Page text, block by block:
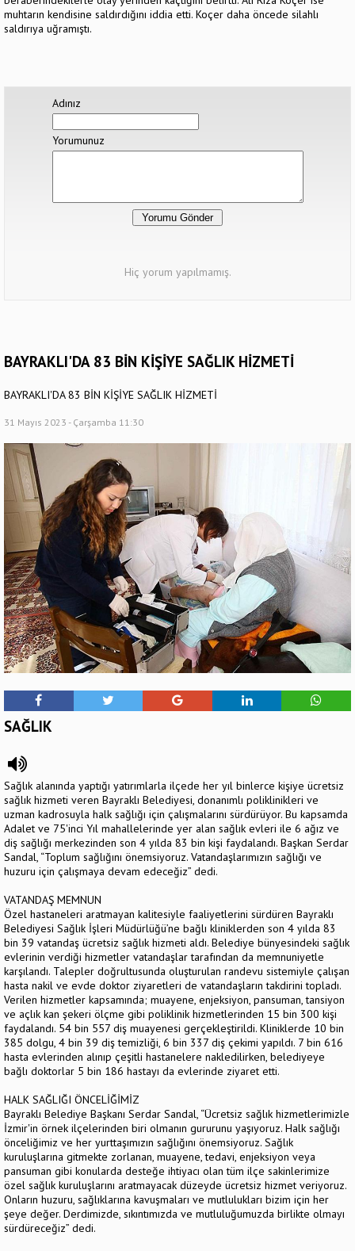
muhtarın kendisine saldırdığını iddia etti. Koçer daha öncede silahlı
saldırıya uğramıştı.
Adınız
Yorumunuz
Hiç yorum yapılmamış.
BAYRAKLI'DA 83 BİN KİŞİYE SAĞLIK HİZMETİ
BAYRAKLI'DA 83 BİN KİŞİYE SAĞLIK HİZMETİ
31 Mayıs 2023 - Çarşamba 11:30
SAĞLIK
Sağlık alanında yaptığı yatırımlarla ilçede her yıl binlerce kişiye ücretsiz
sağlık hizmeti veren Bayraklı Belediyesi, donanımlı poliklinikleri ve
uzman kadrosuyla halk sağlığı için çalışmalarını sürdürüyor. Bu kapsamda
Adalet ve 75'inci Yıl mahallelerinde yer alan sağlık evleri ile 6 ağız ve
diş sağlığı merkezinden son 4 yılda 83 bin kişi faydalandı. Başkan Serdar
Sandal, “Toplum sağlığını önemsiyoruz. Vatandaşlarımızın sağlığı ve
huzuru için çalışmaya devam edeceğiz” dedi.
VATANDAŞ MEMNUN
Özel hastaneleri aratmayan kalitesiyle faaliyetlerini sürdüren Bayraklı
Belediyesi Sağlık İşleri Müdürlüğü’ne bağlı kliniklerden son 4 yılda 83
bin 39 vatandaş ücretsiz sağlık hizmeti aldı. Belediye bünyesindeki sağlık
evlerinin verdiği hizmetler vatandaşlar tarafından da memnuniyetle
karşılandı. Talepler doğrultusunda oluşturulan randevu sistemiyle çalışan
hasta nakil ve evde doktor ziyaretleri de vatandaşların takdirini topladı.
Verilen hizmetler kapsamında; muayene, enjeksiyon, pansuman, tansiyon
ve açlık kan şekeri ölçme gibi poliklinik hizmetlerinden 15 bin 300 kişi
faydalandı. 54 bin 557 diş muayenesi gerçekleştirildi. Kliniklerde 10 bin
385 dolgu, 4 bin 39 diş temizliği, 6 bin 337 diş çekimi yapıldı. 7 bin 616
hasta evlerinden alınıp çeşitli hastanelere nakledilirken, belediyeye
bağlı doktorlar 5 bin 186 hastayı da evlerinde ziyaret etti.
HALK SAĞLIĞI ÖNCELİĞİMİZ
Bayraklı Belediye Başkanı Serdar Sandal, “Ücretsiz sağlık hizmetlerimizle
İzmir'in örnek ilçelerinden biri olmanın gururunu yaşıyoruz. Halk sağlığı
önceliğimiz ve her yurttaşımızın sağlığını önemsiyoruz. Sağlık
kuruluşlarına gitmekte zorlanan, muayene, tedavi, enjeksiyon veya
pansuman gibi konularda desteğe ihtiyacı olan tüm ilçe sakinlerimize
özel sağlık kuruluşlarını aratmayacak düzeyde ücretsiz hizmet veriyoruz.
Onların huzuru, sağlıklarına kavuşmaları ve mutlulukları bizim için her
şeye değer. Derdimizde, sıkıntımızda ve mutluluğumuzda birlikte olmayı
sürdüreceğiz” dedi.